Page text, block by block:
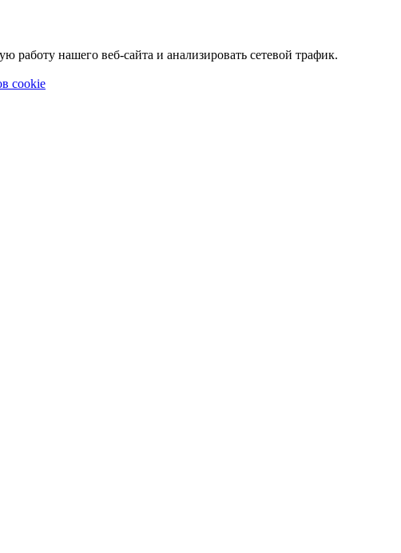
нашего веб-сайта и анализировать сетевой трафик.
cookie